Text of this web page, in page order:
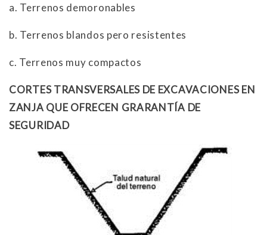
a. Terrenos demoronables
b. Terrenos blandos pero resistentes
c. Terrenos muy compactos
CORTES TRANSVERSALES DE EXCAVACIONES EN
ZANJA QUE OFRECEN GRARANTÍA DE
SEGURIDAD